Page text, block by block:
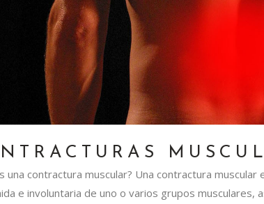
una contractura muscular? Una contractura
e involuntaria de uno o varios grupos musculares,